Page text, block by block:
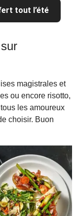
tout l’été
magistrales et
ou encore risotto,
les amoureux
choisir. Buon